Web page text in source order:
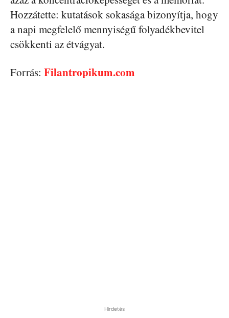
Hozzátette: kutatások sokasága bizonyítja, hogy
a napi megfelelő mennyiségű folyadékbevitel
csökkenti az étvágyat.
Forrás: Filantropikum.com
Hirdetés